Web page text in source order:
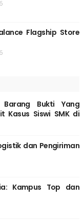
Flagship Store
Bukti Yang
Kasus Siswi SMK di
dan Pengiriman
Kampus Top dan